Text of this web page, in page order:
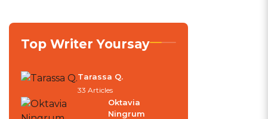
Top Writer Yoursay
Tarassa Q.
33 Articles
Oktavia
Ningrum